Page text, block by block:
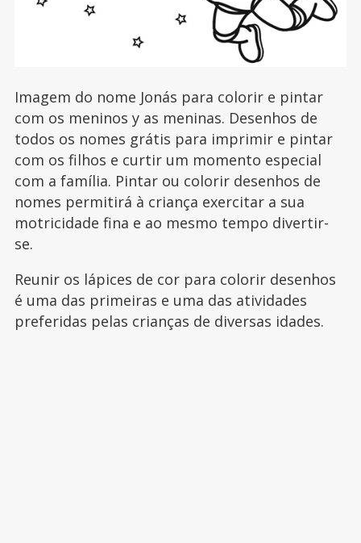
Imagem do nome Jonás para colorir e pintar
com os meninos y as meninas. Desenhos de
todos os nomes grátis para imprimir e pintar
com os filhos e curtir um momento especial
com a família. Pintar ou colorir desenhos de
nomes permitirá à criança exercitar a sua
motricidade fina e ao mesmo tempo divertir-
se.
Reunir os lápices de cor para colorir desenhos
é uma das primeiras e uma das atividades
preferidas pelas crianças de diversas idades.